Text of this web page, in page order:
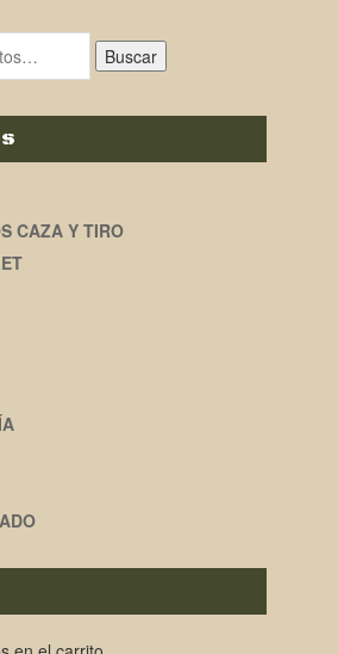
Buscar
CAZA Y TIRO